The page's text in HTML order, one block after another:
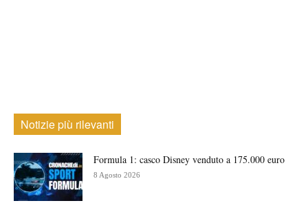
Notizie più rilevanti
Formula 1: casco Disney venduto a 175.000 euro
8 Agosto 2026